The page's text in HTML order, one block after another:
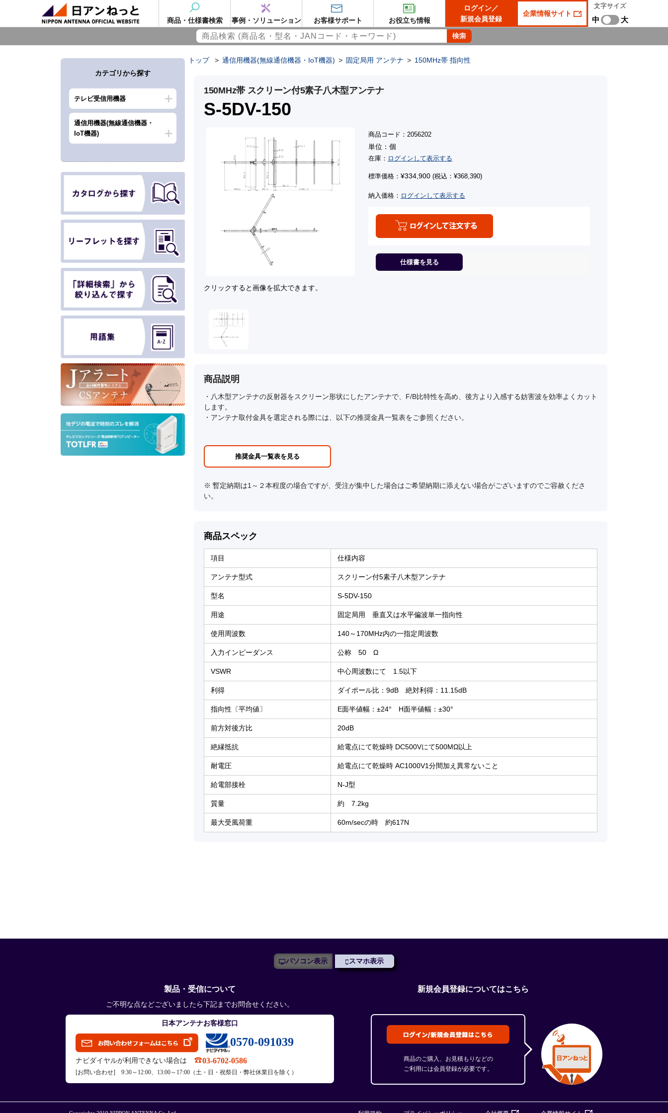
商品・仕様書検索 事例・ソリューション お客様サポート お役立ち情報
ログイン／
新規会員登録
企業情報サイト
文字サイズ
中 大
カテゴリから探す
テレビ受信用機器
通信用機器(無線通信機器・
IoT機器)
トップ > 通信用機器(無線通信機器・IoT機器) > 固定局用 アンテナ > 150MHz帯 指向性
150MHz帯 スクリーン付5素子八木型アンテナ
S-5DV-150
クリックすると画像を拡大できます。
商品コード：2056202
単位：個
在庫： ログインして表示する
標準価格： ¥334,900 (税込：¥368,390)
納入価格： ログインして表示する
仕様書を見る
商品説明
・八木型アンテナの反射器をスクリーン形状にしたアンテナで、F/B比特性を高め、後方より入感する妨害波を効率よくカット
します。
・アンテナ取付金具を選定される際には、以下の推奨金具一覧表をご参照ください。
推奨金具一覧表を見る
※ 暫定納期は1～２本程度の場合ですが、受注が集中した場合はご希望納期に添えない場合がございますのでご容赦くださ
い。
商品スペック
項目 仕様内容
アンテナ型式 スクリーン付5素子八木型アンテナ
型名 S-5DV-150
用途 固定局用 垂直又は水平偏波単一指向性
使用周波数 140～170MHz内の一指定周波数
入力インピーダンス 公称 50 Ω
VSWR 中心周波数にて 1.5以下
利得 ダイポール比：9dB 絶対利得：11.15dB
指向性〔平均値〕 E面半値幅：±24° H面半値幅：±30°
前方対後方比 20dB
絶縁抵抗 給電点にて乾燥時 DC500Vにて500MΩ以上
耐電圧 給電点にて乾燥時 AC1000V1分間加え異常ないこと
給電部接栓 N-J型
質量 約 7.2kg
最大受風荷重 60m/secの時 約617N
パソコン表示 スマホ表示
製品・受信について
ご不明な点などございましたら下記までお問合せください。
日本アンテナお客様窓口
0570-091039
ナビダイヤルが利用できない場合は 03-6702-0586
[お問い合わせ] 9:30～12:00、13:00～17:00（土・日・祝祭日・弊社休業日を除く）
新規会員登録についてはこちら
商品のご購入、お見積もりなどの
ご利用には会員登録が必要です。